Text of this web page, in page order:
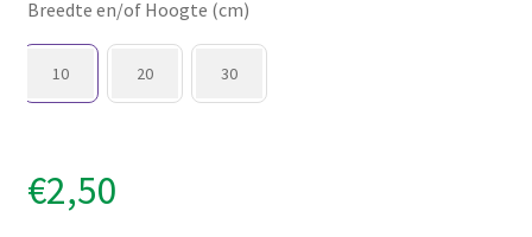
Breedte en/of Hoogte (cm)
10 20 30
€2,50